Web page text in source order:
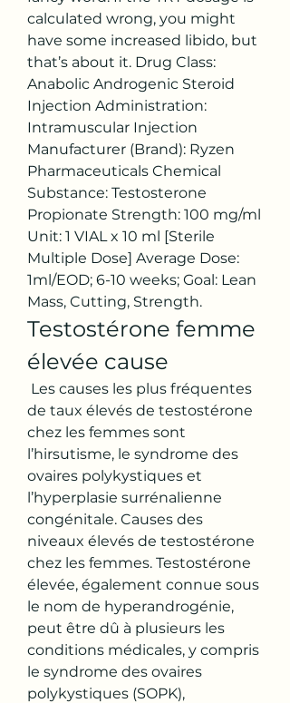
calculated wrong, you might
have some increased libido, but
that’s about it. Drug Class:
Anabolic Androgenic Steroid
Injection Administration:
Intramuscular Injection
Manufacturer (Brand): Ryzen
Pharmaceuticals Chemical
Substance: Testosterone
Propionate Strength: 100 mg/ml
Unit: 1 VIAL x 10 ml [Sterile
Multiple Dose] Average Dose:
1ml/EOD; 6-10 weeks; Goal: Lean
Mass, Cutting, Strength.
Testostérone femme
élevée cause
de taux élevés de testostérone
chez les femmes sont
l’hirsutisme, le syndrome des
ovaires polykystiques et
l’hyperplasie surrénalienne
congénitale. Causes des
niveaux élevés de testostérone
chez les femmes. Testostérone
élevée, également connue sous
le nom de hyperandrogénie,
peut être dû à plusieurs les
conditions médicales, y compris
le syndrome des ovaires
polykystiques (SOPK),